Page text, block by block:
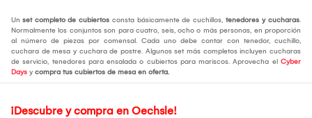
Un set completo de cubiertos consta básicamente de cuchillos, tenedores y cucharas.
Normalmente los conjuntos son para cuatro, seis, ocho o más personas, en proporción
al número de piezas por comensal. Cada uno debe contar con tenedor, cuchillo,
cuchara de mesa y cuchara de postre. Algunos set más completos incluyen cucharas
de servicio, tenedores para ensalada o cubiertos para mariscos. Aprovecha el Cyber
Days y compra tus cubiertos de mesa en oferta.
¡Descubre y compra en Oechsle!